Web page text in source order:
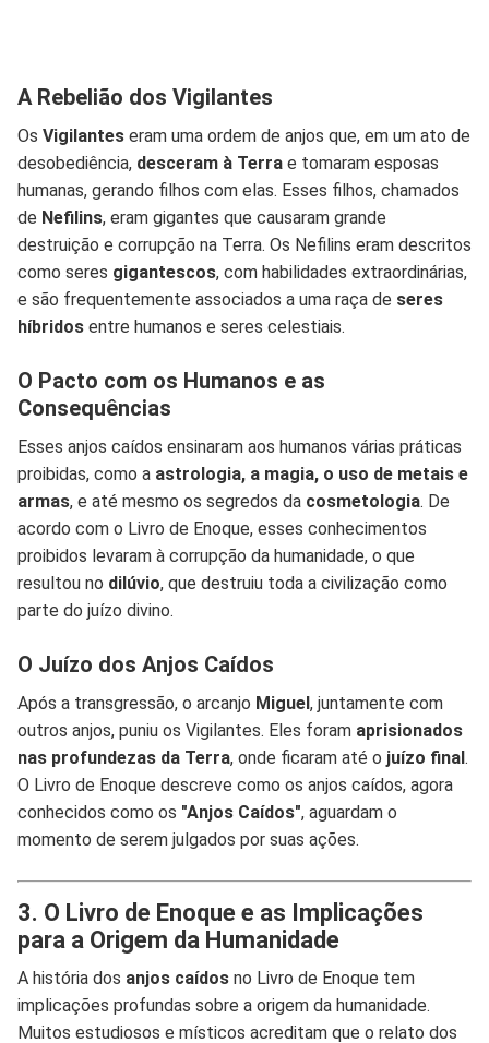
A Rebelião dos Vigilantes
Os Vigilanteseram uma ordem de anjos que, em um ato de
desobediência, desceram à Terrae tomaram esposas
humanas, gerando filhos com elas. Esses filhos, chamados
de Nefilins, eram gigantes que causaram grande
destruição e corrupção na Terra. Os Nefilins eram descritos
como seres gigantescos, com habilidades extraordinárias,
e são frequentemente associados a uma raça de seres
híbridosentre humanos e seres celestiais.
O Pacto com os Humanos e as
Consequências
Esses anjos caídos ensinaram aos humanos várias práticas
proibidas, como a astrologia, a magia, o uso de metais e
armas, e até mesmo os segredos da cosmetologia. De
acordo com o Livro de Enoque, esses conhecimentos
proibidos levaram à corrupção da humanidade, o que
resultou no dilúvio, que destruiu toda a civilização como
parte do juízo divino.
O Juízo dos Anjos Caídos
Após a transgressão, o arcanjo Miguel, juntamente com
outros anjos, puniu os Vigilantes. Eles foram aprisionados
nas profundezas da Terra, onde ficaram até o juízo final.
O Livro de Enoque descreve como os anjos caídos, agora
conhecidos como os "Anjos Caídos", aguardam o
momento de serem julgados por suas ações.
3. O Livro de Enoque e as Implicações
para a Origem da Humanidade
A história dos anjos caídosno Livro de Enoque tem
implicações profundas sobre a origem da humanidade.
Muitos estudiosos e místicos acreditam que o relato dos